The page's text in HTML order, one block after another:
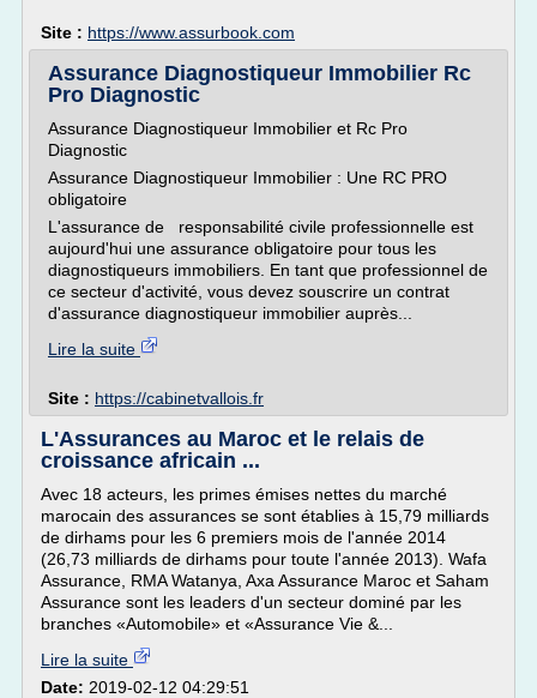
Site : https://www.assurbook.com
Assurance Diagnostiqueur Immobilier Rc
Pro Diagnostic
Assurance Diagnostiqueur Immobilier et Rc Pro
Diagnostic
Assurance Diagnostiqueur Immobilier : Une RC PRO
obligatoire
L'assurance de responsabilité civile professionnelle est
aujourd'hui une assurance obligatoire pour tous les
diagnostiqueurs immobiliers. En tant que professionnel de
ce secteur d'activité, vous devez souscrire un contrat
d'assurance diagnostiqueur immobilier auprès...
Lire la suite
Site : https://cabinetvallois.fr
L'Assurances au Maroc et le relais de
croissance africain ...
Avec 18 acteurs, les primes émises nettes du marché
marocain des assurances se sont établies à 15,79 milliards
de dirhams pour les 6 premiers mois de l'année 2014
(26,73 milliards de dirhams pour toute l'année 2013). Wafa
Assurance, RMA Watanya, Axa Assurance Maroc et Saham
Assurance sont les leaders d'un secteur dominé par les
branches «Automobile» et «Assurance Vie &...
Lire la suite
Date: 2019-02-12 04:29:51